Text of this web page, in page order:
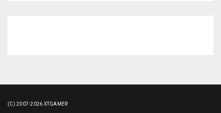
(C) 2007-2026 XTGAMER